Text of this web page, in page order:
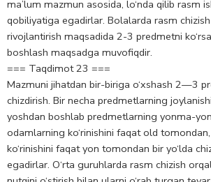
ma’lum mazmun asosida, lo‘nda qilib rasm
qobiliyatiga egadirlar. Bolalarda rasm
rivojlantirish maqsadida 2-3 predmetni
boshlash maqsadga muvofiqdir.
=== Taqdimot 23 ===
Mazmuni jihatdan bir-biriga o‘xshash 2—3
chizdirish. Bir necha predmetlarning
yoshdan boshlab predmetlarning yonma-
odamlarning ko‘rinishini faqat old
ko‘rinishini faqat yon tomondan bir yo‘lda
egadirlar. O‘rta guruhlarda rasm chizish